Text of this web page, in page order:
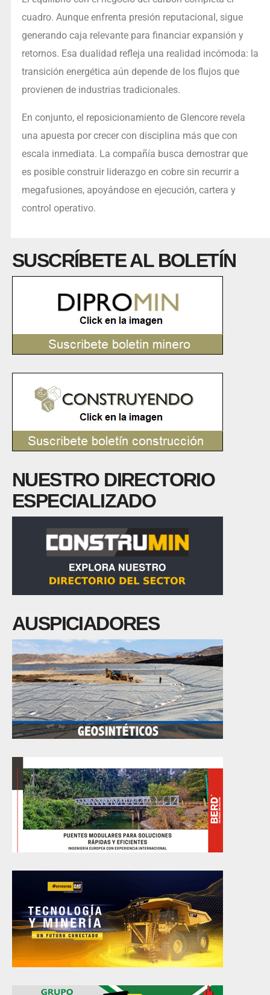
cuadro. Aunque enfrenta presión reputacional, sigue
generando caja relevante para financiar expansión y
retornos. Esa dualidad refleja una realidad incómoda: la
transición energética aún depende de los flujos que
provienen de industrias tradicionales.
En conjunto, el reposicionamiento de Glencore revela
una apuesta por crecer con disciplina más que con
escala inmediata. La compañía busca demostrar que
es posible construir liderazgo en cobre sin recurrir a
megafusiones, apoyándose en ejecución, cartera y
control operativo.
SUSCRÍBETE AL BOLETÍN
NUESTRO DIRECTORIO
ESPECIALIZADO
AUSPICIADORES